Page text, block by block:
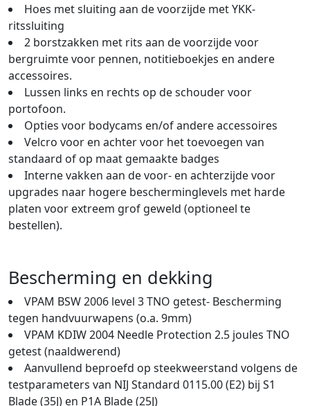
Hoes met sluiting aan de voorzijde met YKK-
ritssluiting
2 borstzakken met rits aan de voorzijde voor
bergruimte voor pennen, notitieboekjes en andere
accessoires.
Lussen links en rechts op de schouder voor
portofoon.
Opties voor bodycams en/of andere accessoires
Velcro voor en achter voor het toevoegen van
standaard of op maat gemaakte badges
Interne vakken aan de voor- en achterzijde voor
upgrades naar hogere bescherminglevels met harde
platen voor extreem grof geweld (optioneel te
bestellen).
Bescherming en dekking
VPAM BSW 2006 level 3 TNO getest- Bescherming
tegen handvuurwapens (o.a. 9mm)
VPAM KDIW 2004 Needle Protection 2.5 joules TNO
getest (naaldwerend)
Aanvullend beproefd op steekweerstand volgens de
testparameters van NIJ Standard 0115.00 (E2) bij S1
Blade (35J) en P1A Blade (25J)